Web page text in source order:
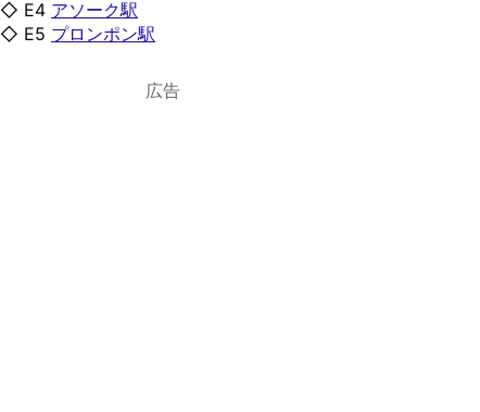
◇ E4 アソーク駅
◇ E5 プロンポン駅
広告